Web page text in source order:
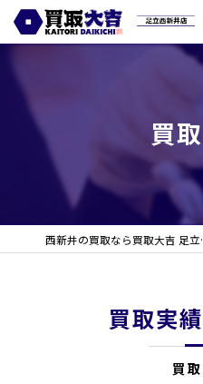
買
西新井
買
買取実